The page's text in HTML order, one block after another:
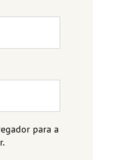
para a